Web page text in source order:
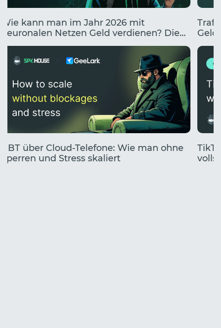
Wie kann man im Jahr 2026 mit
neuronalen Netzen Geld verdienen? Die
10 besten Wege, mit KI Geld zu verdienen.
UBT über Cloud-Telefone: Wie man ohne
Sperren und Stress skaliert